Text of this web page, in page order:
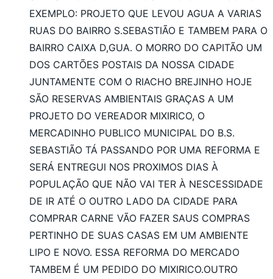
EXEMPLO: PROJETO QUE LEVOU AGUA A VARIAS
RUAS DO BAIRRO S.SEBASTIÃO E TAMBEM PARA O
BAIRRO CAIXA D,GUA. O MORRO DO CAPITÃO UM
DOS CARTÕES POSTAIS DA NOSSA CIDADE
JUNTAMENTE COM O RIACHO BREJINHO HOJE
SÃO RESERVAS AMBIENTAIS GRAÇAS A UM
PROJETO DO VEREADOR MIXIRICO, O
MERCADINHO PUBLICO MUNICIPAL DO B.S.
SEBASTIÃO TÁ PASSANDO POR UMA REFORMA E
SERÁ ENTREGUI NOS PROXIMOS DIAS À
POPULAÇÃO QUE NÃO VAI TER À NESCESSIDADE
DE IR ATÉ O OUTRO LADO DA CIDADE PARA
COMPRAR CARNE VÃO FAZER SAUS COMPRAS
PERTINHO DE SUAS CASAS EM UM AMBIENTE
LIPO E NOVO. ESSA REFORMA DO MERCADO
TAMBEM É UM PEDIDO DO MIXIRICO.OUTRO